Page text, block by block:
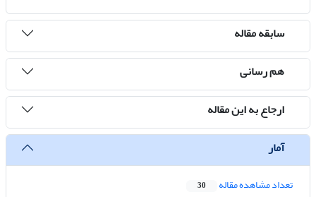
سابقه مقاله
هم رسانی
ارجاع به این مقاله
آمار
تعداد مشاهده مقاله 30